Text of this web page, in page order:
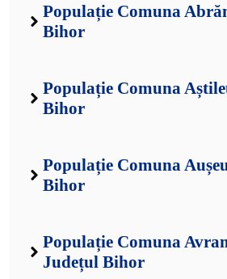
Populație Comuna
Bihor
Populație Comuna
Bihor
Populație Comuna
Bihor
Populație Comuna
Județul Bihor